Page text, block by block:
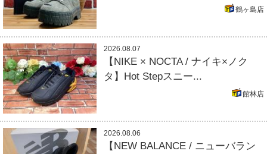
鶴ヶ島店
2026.08.07
【NIKE × NOCTA / ナイキ×ノク
タ】Hot Stepスニー...
館林店
2026.08.06
【NEW BALANCE / ニューバラン